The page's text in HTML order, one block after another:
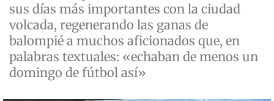
sus días más importantes con la ciudad
volcada, regenerando las ganas de
balompié a muchos aficionados que, en
palabras textuales: «echaban de menos un
domingo de fútbol así»